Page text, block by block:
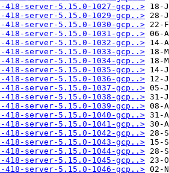
418-server-5.15.0-1027-gcp..>
418-server-5.15.0-1029-gcp..>
418-server-5.15.0-1030-gcp..>
418-server-5.15.0-1031-gcp..>
418-server-5.15.0-1032-gcp..>
418-server-5.15.0-1033-gcp..>
418-server-5.15.0-1034-gcp..>
418-server-5.15.0-1035-gcp..>
418-server-5.15.0-1036-gcp..>
418-server-5.15.0-1037-gcp..>
418-server-5.15.0-1038-gcp..>
418-server-5.15.0-1039-gcp..>
418-server-5.15.0-1040-gcp..>
418-server-5.15.0-1041-gcp..>
418-server-5.15.0-1042-gcp..>
418-server-5.15.0-1043-gcp..>
418-server-5.15.0-1044-gcp..>
418-server-5.15.0-1045-gcp..>
418-server-5.15.0-1046-gcp..>